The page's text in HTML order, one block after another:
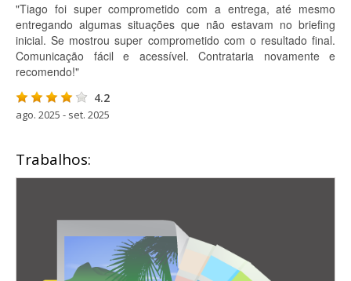
"Tiago foi super comprometido com a entrega, até mesmo
entregando algumas situações que não estavam no briefing
inicial. Se mostrou super comprometido com o resultado final.
Comunicação fácil e acessível. Contrataria novamente e
recomendo!"
4.2
ago. 2025 - set. 2025
Trabalhos: